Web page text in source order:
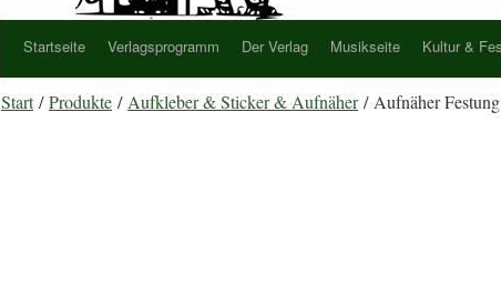
Startseite Verlagsprogramm Der Verlag Musikseite Kultur &
Start/Produkte / Aufkleber & Sticker & Aufnäher/ Aufnäher